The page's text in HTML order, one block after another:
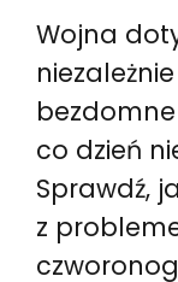
Wojna
co dzień
Sprawdź,
z